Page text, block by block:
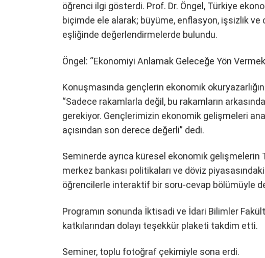
öğrenci ilgi gösterdi. Prof. Dr. Öngel, Türkiye
biçimde ele alarak; büyüme, enflasyon, işsizlik ve
eşliğinde değerlendirmelerde bulundu.
Öngel: “Ekonomiyi Anlamak Geleceğe Yön
Konuşmasında gençlerin ekonomik
“Sadece rakamlarla değil, bu rakamların
gerekiyor. Gençlerimizin ekonomik gelişmeleri
açısından son derece değerli” dedi.
Seminerde ayrıca küresel ekonomik gelişmelerin
merkez bankası politikaları ve döviz
öğrencilerle interaktif bir soru-cevap bölümüyle
Programın sonunda İktisadi ve İdari Bilimler
katkılarından dolayı teşekkür plaketi takdim etti.
Seminer, toplu fotoğraf çekimiyle sona erdi.